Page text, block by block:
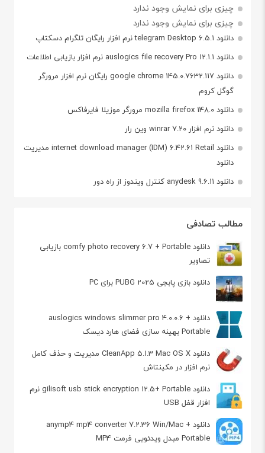
چیزی برای نمایش وجود ندارد
چیزی برای نمایش وجود ندارد
دانلود telegram Desktop 6.5.1 نرم افزار رایگان تلگرام دسکتاپ
دانلود auslogics file recovery Pro 12.1.1 نرم افزار بازیابی اطلاعات
دانلود google chrome 145.0.7632.117 رایگان نرم افزار مرورگر
گوگل کروم
دانلود mozilla firefox 148.0 مرورگر موزیلا فایرفاکس
دانلود نرم افزار winrar 7.20 وین رار
دانلود internet download manager (IDM) 6.42.61 Retail مدیریت
دانلود
دانلود anydesk 9.6.11 کنترل ویندوز از راه دور
مطالب تصادفی
دانلود comfy photo recovery 6.7 + Portable بازیابی
تصاویر
دانلود بازی پابجی 2025 PUBG برای PC
دانلود auslogics windows slimmer pro 4.0.0.6 +
Portable بهینه سازی فضای هارد دیسک
دانلود CleanApp 5.1.3 Mac OS X مدیریت و حذف کامل
نرم افزار در مکینتاش
دانلود gilisoft usb stick encryption 12.5+ Portable نرم
افزار قفل USB
دانلود anymp4 mp4 converter 7.2.36 Win/Mac +
Portable مبدل ویدئویی فرمت MP4